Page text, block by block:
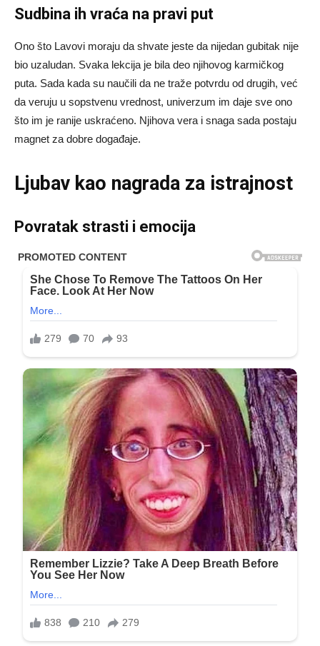
Sudbina ih vraća na pravi put
Ono što Lavovi moraju da shvate jeste da nijedan gubitak nije
bio uzaludan. Svaka lekcija je bila deo njihovog karmičkog
puta. Sada kada su naučili da ne traže potvrdu od drugih, već
da veruju u sopstvenu vrednost, univerzum im daje sve ono
što im je ranije uskraćeno. Njihova vera i snaga sada postaju
magnet za dobre događaje.
Ljubav kao nagrada za istrajnost
Povratak strasti i emocija